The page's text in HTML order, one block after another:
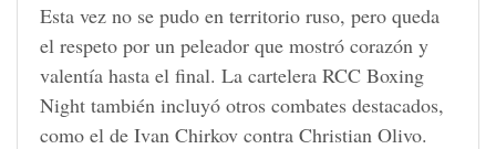
Esta vez no se pudo en territorio ruso, pero queda
el respeto por un peleador que mostró corazón y
valentía hasta el final. La cartelera RCC Boxing
Night también incluyó otros combates destacados,
como el de Ivan Chirkov contra Christian Olivo.